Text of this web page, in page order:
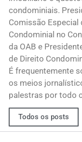
condominiais.
Comissão Especial
Condominial no
da OAB e
de Direito
É frequentemente
os meios
palestras por todo
Todos os posts